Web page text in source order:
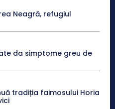
Neagră, refugiul
da simptome greu de
tradiția faimosului Horia